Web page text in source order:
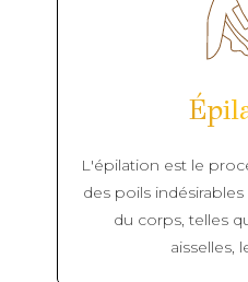
L'épilation est le
des poils
du corps, telles
aisselles,